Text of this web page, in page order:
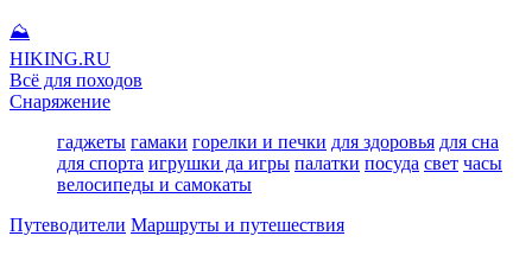
⛰
HIKING.RU
Всё для походов
Снаряжение
гаджеты гамаки горелки и печки для здоровья для сна
для спорта игрушки да игры палатки посуда свет часы
велосипеды и самокаты
Путеводители Маршруты и путешествия